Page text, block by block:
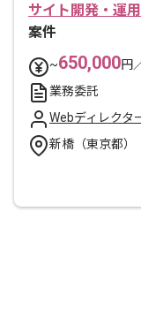
サイト開発・運用
案件
~650,000円
業務委託
Webディレクタ
新橋（東京都）